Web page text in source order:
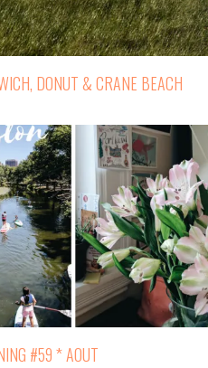
DONUT & CRANE BEACH
#59 * AOUT